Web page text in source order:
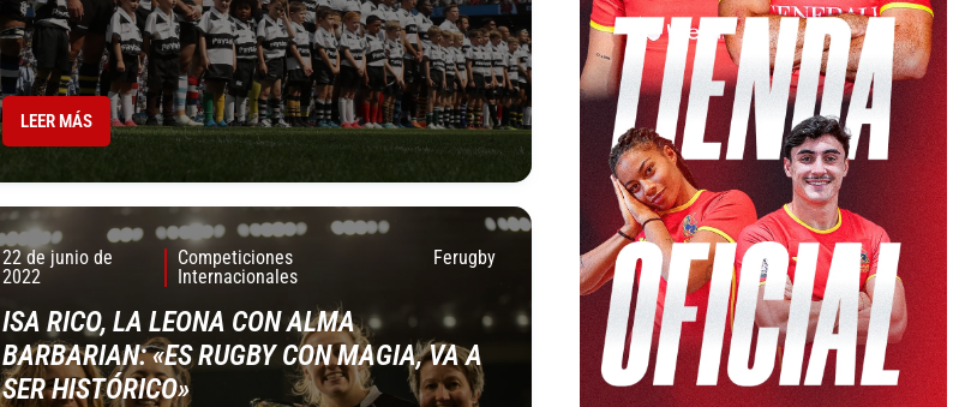
LEER MÁS
22 de junio de
2022
Competiciones
Internacionales
Ferugby
ISA RICO, LA LEONA CON ALMA
BARBARIAN: «ES RUGBY CON MAGIA, VA A
SER HISTÓRICO»